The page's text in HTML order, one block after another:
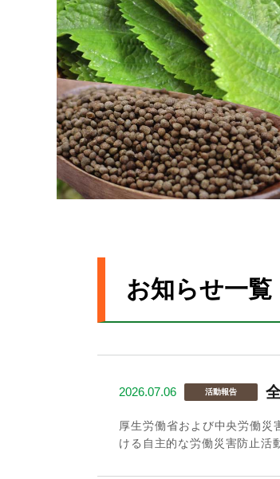
お知らせ一覧
2026.07.06 活動報告
厚生労働省および中央労働
ける自主的な労働災害防止活